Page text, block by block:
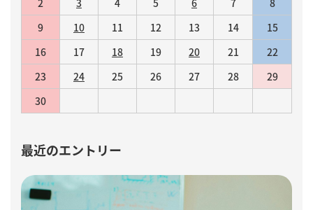
2
3 4 5 6 7
8
9
10 11 12 13 14
15
16
17 18 19 20 21
22
23
24 25 26 27 28
29
30
最近のエントリー